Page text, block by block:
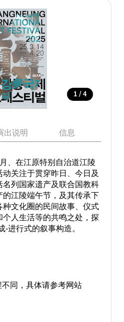
1 / 4
出说明 信息
、在江原特别自治道江陵
关注于贯穿昨日、今日及
列国家遗产及联合国教科
江陵端午节，及其传承下
文化圈的民间故事、仪式
人生活等的共鸣之处，探
-进行式的叙事构造。
同，具体请参考网站